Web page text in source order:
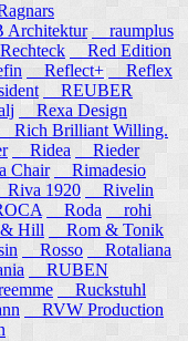
Architektur raumplus
Red Edition
Reflect+
Reflex
REUBER
Rexa Design
Rich Brilliant Willing.
Ridea
Rieder
Chair
Rimadesio
Riva 1920
Rivelin
Roda
rohi
Hill
Rom & Tonik
Rosso
Rotaliana
RUBEN
Ruckstuhl
RVW Production